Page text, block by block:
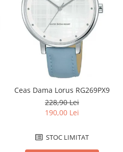
Ceas Dama Lorus RG269PX9
228,90 Lei
190,00 Lei
STOC LIMITAT